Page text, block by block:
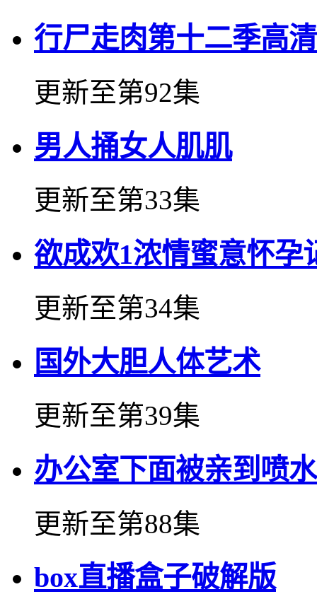
行尸走肉第十二季高
更新至第92集
男人捅女人肌肌
更新至第33集
欲成欢1浓情蜜意怀孕
更新至第34集
国外大胆人体艺术
更新至第39集
办公室下面被亲到喷
更新至第88集
box直播盒子破解版